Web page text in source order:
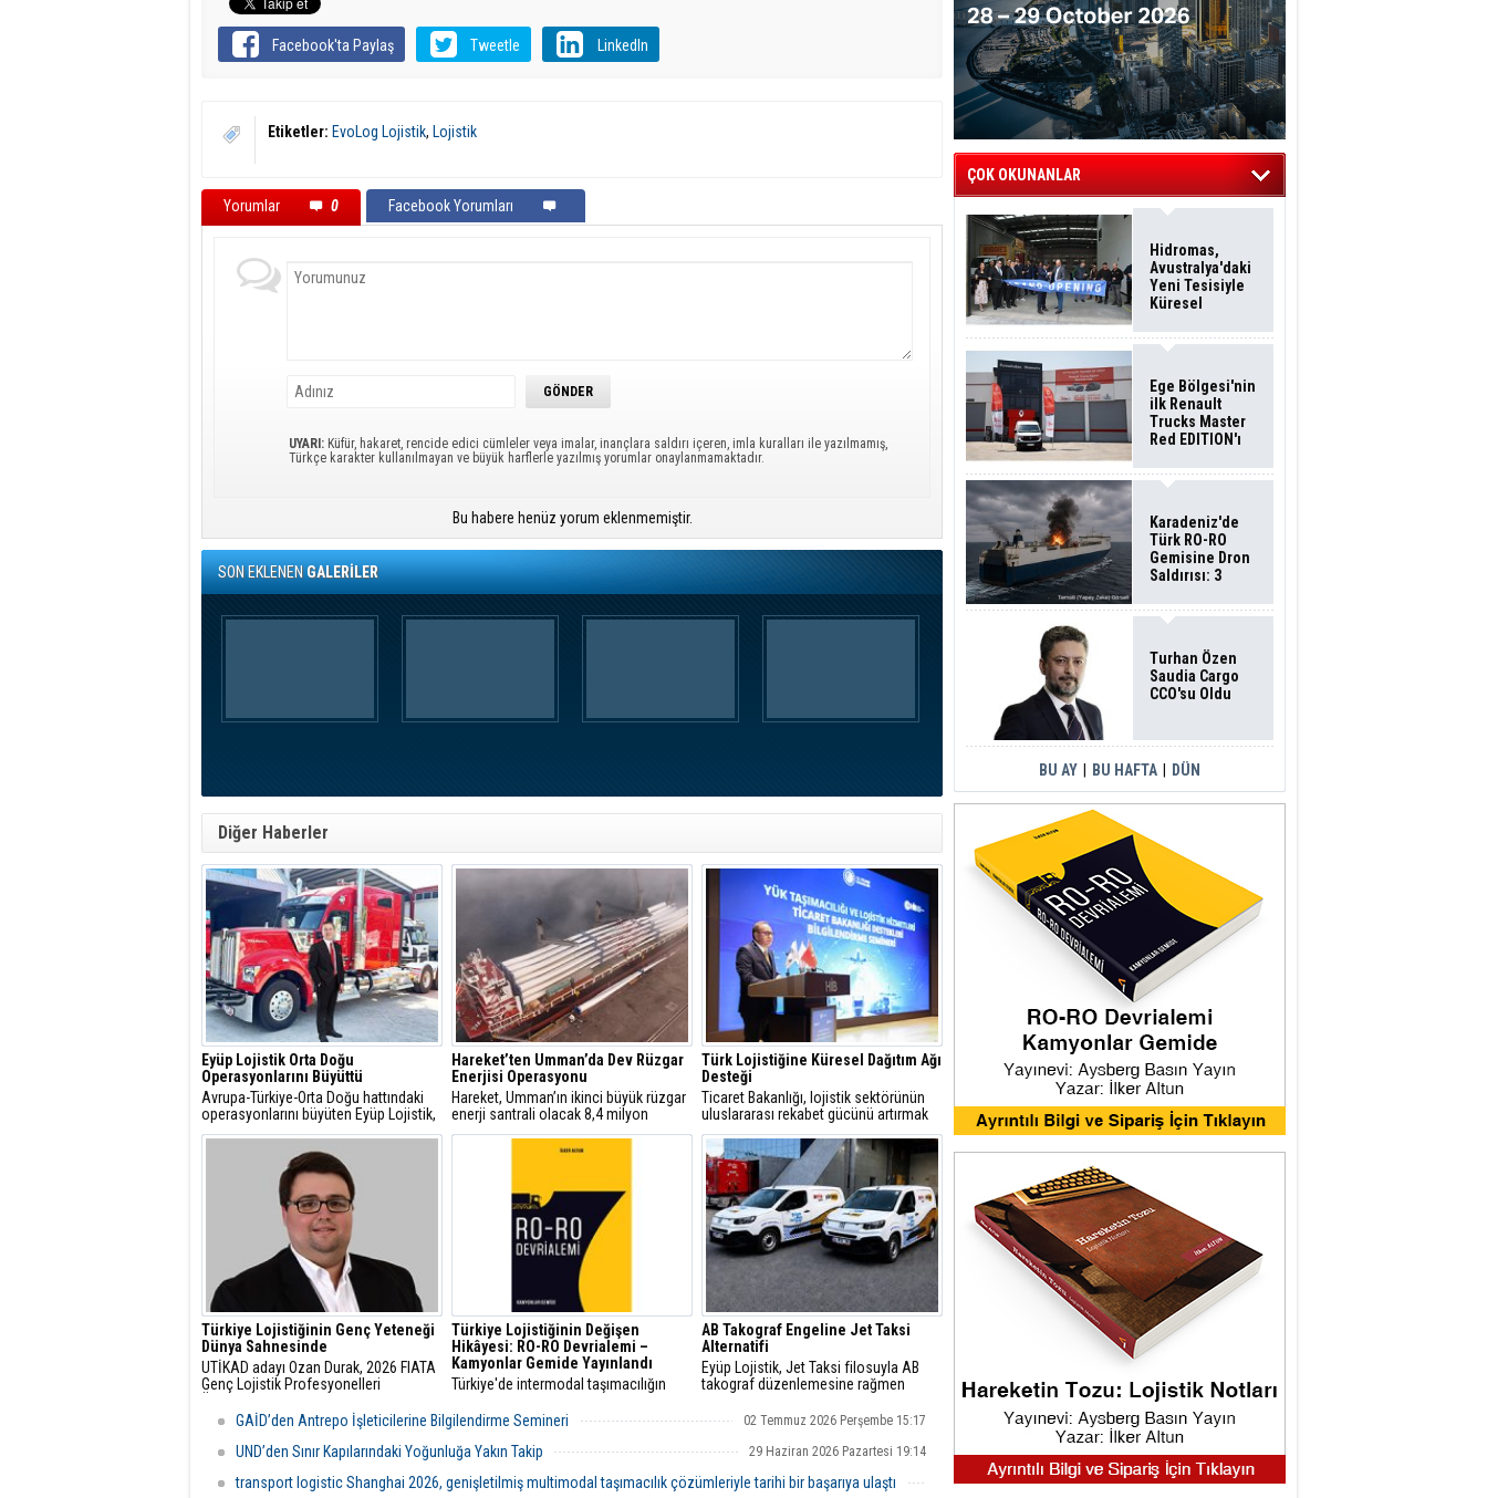
Facebook'ta Paylaş Tweetle LinkedIn
Etiketler: EvoLog Lojistik, Lojistik
Yorumlar 0 Facebook Yorumları
UYARI: Küfür, hakaret, rencide edici cümleler veya imalar, inançlara saldırı içeren, imla kuralları ile yazılmamış,
Türkçe karakter kullanılmayan ve büyük harflerle yazılmış yorumlar onaylanmamaktadır.
Bu habere henüz yorum eklenmemiştir.
SON EKLENENGALERİLER
Diğer Haberler
Eyüp Lojistik Orta Doğu
Operasyonlarını Büyüttü
Avrupa-Türkiye-Orta Doğu hattındaki
operasyonlarını büyüten Eyüp Lojistik,
Orta Doğu’ya gerçekleştirdiği aylık
sefer sayısını 500’e çıkardı.
Hareket’ten Umman’da Dev Rüzgar
Enerjisi Operasyonu
Hareket, Umman’ın ikinci büyük rüzgar
enerji santrali olacak 8,4 milyon
dolarlık Riyah 1&2 Rüzgar Enerji
Santrali projesindeki operasyonlarını
Türk Lojistiğine Küresel Dağıtım Ağı
Desteği
Ticaret Bakanlığı, lojistik sektörünün
uluslararası rekabet gücünü artırmak
amacıyla 13 farklı destek kalemini
devreye aldı.
Türkiye Lojistiğinin Genç Yeteneği
Dünya Sahnesinde
UTİKAD adayı Ozan Durak, 2026 FIATA
Genç Lojistik Profesyonelleri
olarak Milano’da Türkiye’yi ve Avrupa
Bölgesi’ni temsil etmeye hak kazandı.
Türkiye Lojistiğinin Değişen
Hikâyesi: RO-RO Devrialemi –
Kamyonlar Gemide Yayınlandı
Türkiye'de intermodal taşımacılığın
düşünsel dönüşümüne ışık tutan RO-
okurlarla buluştu.
AB Takograf Engeline Jet Taksi
Alternatifi
Eyüp Lojistik, Jet Taksi filosuyla AB
takograf düzenlemesine rağmen
sürdürüyor.
GAİD’den Antrepo İşleticilerine Bilgilendirme Semineri 02 Temmuz 2026 Perşembe 15:17
UND’den Sınır Kapılarındaki Yoğunluğa Yakın Takip 29 Haziran 2026 Pazartesi 19:14
transport logistic Shanghai 2026, genişletilmiş multimodal taşımacılık çözümleriyle tarihi bir başarıya ulaştı
ÇOK OKUNANLAR
Hidromas,
Avustralya'daki
Yeni Tesisiyle
Küresel
Sürdürüyor
Ege Bölgesi'nin
ilk Renault
Trucks Master
Red EDITION'ı
Filosuna Katıldı
Karadeniz'de
Türk RO-RO
Gemisine Dron
Saldırısı: 3
Durumu Ağır
Turhan Özen
Saudia Cargo
CCO'su Oldu
BU AY BU HAFTA DÜN